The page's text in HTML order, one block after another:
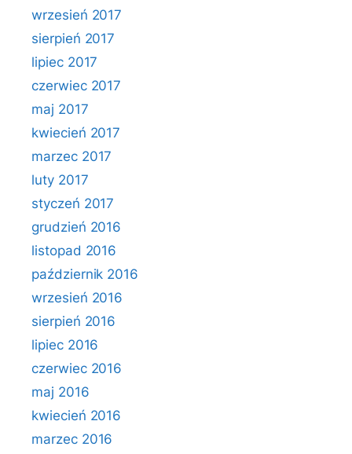
wrzesień 2017
sierpień 2017
lipiec 2017
czerwiec 2017
maj 2017
kwiecień 2017
marzec 2017
luty 2017
styczeń 2017
grudzień 2016
listopad 2016
październik 2016
wrzesień 2016
sierpień 2016
lipiec 2016
czerwiec 2016
maj 2016
kwiecień 2016
marzec 2016